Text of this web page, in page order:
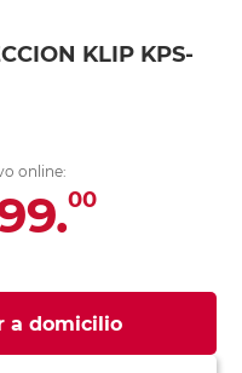
KLIP KPS-
online:
00
a domicilio